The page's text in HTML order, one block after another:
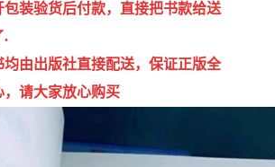
包装验货后付款，直接把书款给送
.
均由出版社直接配送，保证正版全
，请大家放心购买